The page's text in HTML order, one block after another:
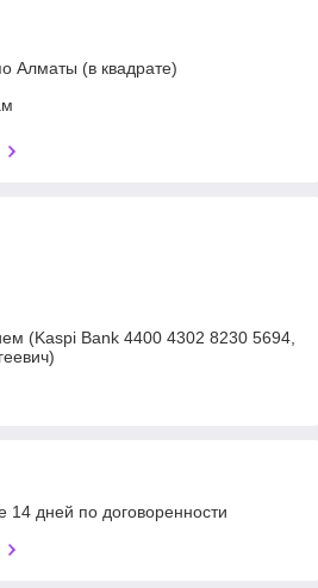
Алматы (в квадрате)
(Kaspi Bank 4400 4302 8230 5694,
14 дней по договоренности